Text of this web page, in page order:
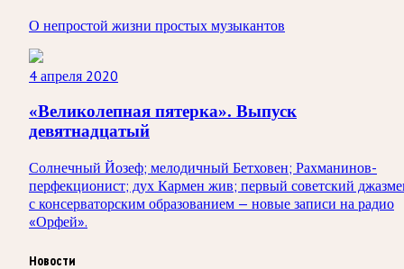
О непростой жизни простых музыкантов
4 апреля 2020
«Великолепная пятерка». Выпуск
девятнадцатый
Солнечный Йозеф; мелодичный Бетховен; Рахманинов-
перфекционист; дух Кармен жив; первый советский
с консерваторским образованием — новые записи на радио
«Орфей».
Новости